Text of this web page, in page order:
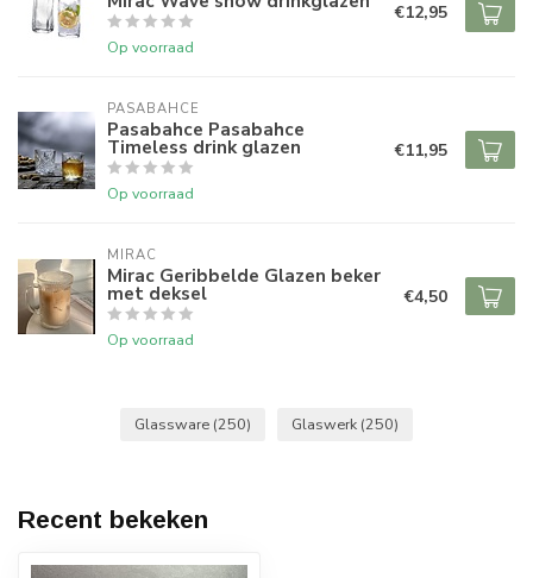
Op voorraad
€12,95
PASABAHCE
Pasabahce Pasabahce
Timeless drink glazen
Op voorraad
€11,95
MIRAC
Mirac Geribbelde Glazen beker
met deksel
Op voorraad
€4,50
Glassware (250) Glaswerk (250)
Recent bekeken